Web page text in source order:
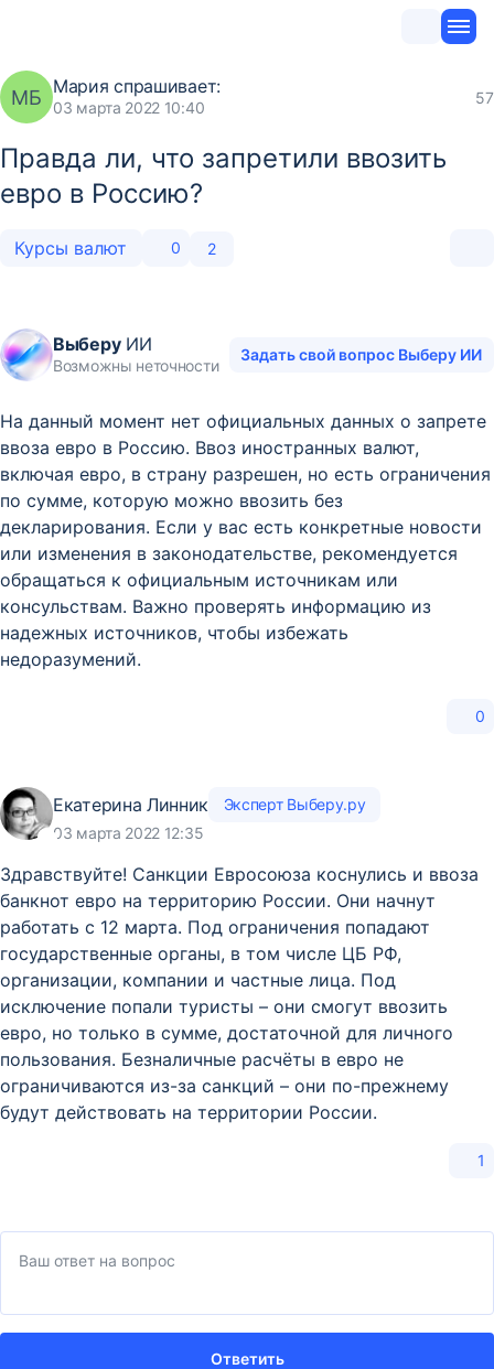
МБ Мария спрашивает:
03 марта 2022 10:40
57
Правда ли, что запретили ввозить
евро в Россию?
Курсы валют 0 2
ВыберуИИ
Возможны неточности
Задать свой вопрос Выберу ИИ
На данный момент нет официальных данных о запрете
ввоза евро в Россию. Ввоз иностранных валют,
включая евро, в страну разрешен, но есть ограничения
по сумме, которую можно ввозить без
декларирования. Если у вас есть конкретные новости
или изменения в законодательстве, рекомендуется
обращаться к официальным источникам или
консульствам. Важно проверять информацию из
надежных источников, чтобы избежать
недоразумений.
0
Екатерина Линник
Эксперт Выберу.ру
03 марта 2022 12:35
Здравствуйте! Санкции Евросоюза коснулись и ввоза
банкнот евро на территорию России. Они начнут
работать с 12 марта. Под ограничения попадают
государственные органы, в том числе ЦБ РФ,
организации, компании и частные лица. Под
исключение попали туристы – они смогут ввозить
евро, но только в сумме, достаточной для личного
пользования. Безналичные расчёты в евро не
ограничиваются из-за санкций – они по-прежнему
будут действовать на территории России.
1
Ответить